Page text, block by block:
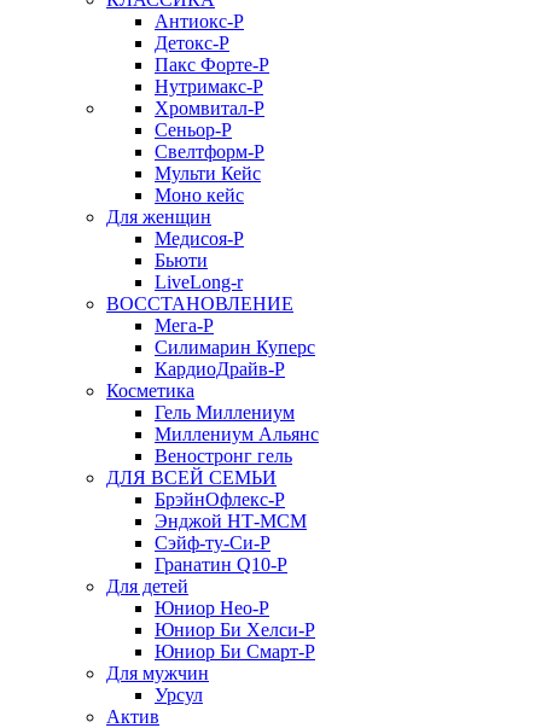
Антиокс-Р
Детокс-Р
Пакс Форте-Р
Нутримакс-Р
Хромвитал-Р
Сеньор-Р
Свелтформ-Р
Мульти Кейс
Моно кейс
Для женщин
Медисоя-Р
Бьюти
LiveLong-r
ВОССТАНОВЛЕНИЕ
Мега-Р
Силимарин Куперс
КардиоДрайв-Р
Косметика
Гель Миллениум
Миллениум Альянс
Веностронг гель
ДЛЯ ВСЕЙ СЕМЬИ
БрэйнОфлекс-Р
Энджой НТ-МСМ
Сэйф-ту-Си-Р
Гранатин Q10-Р
Для детей
Юниор Нео-Р
Юниор Би Хелси-Р
Юниор Би Смарт-Р
Для мужчин
Урсул
Актив